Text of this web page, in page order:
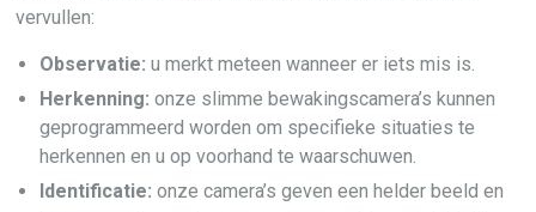
vervullen:
Observatie: u merkt meteen wanneer er iets mis is.
Herkenning: onze slimme bewakingscamera’s kunnen
geprogrammeerd worden om specifieke situaties te
herkennen en u op voorhand te waarschuwen.
Identificatie: onze camera’s geven een helder beeld en